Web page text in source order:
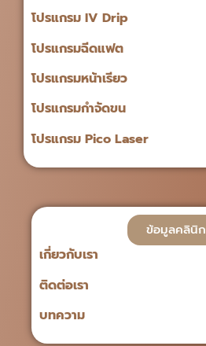
โปรแกรม IV Drip
โปรแกรมฉีดแฟต
โปรแกรมหน้าเรียว
โปรแกรมกำจัดขน
โปรแกรม Pico Laser
ข้อมูลคลินิก
เกี่ยวกับเรา
ติดต่อเรา
บทความ